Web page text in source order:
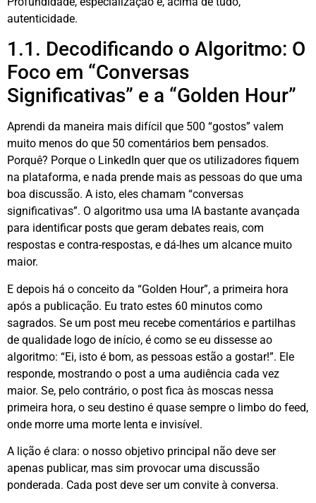
autenticidade.
1.1. Decodificando o Algoritmo: O
Foco em “Conversas
Significativas” e a “Golden Hour”
Aprendi da maneira mais difícil que 500 “gostos” valem
muito menos do que 50 comentários bem pensados.
Porquê? Porque o LinkedIn quer que os utilizadores fiquem
na plataforma, e nada prende mais as pessoas do que uma
boa discussão. A isto, eles chamam “conversas
significativas”. O algoritmo usa uma IA bastante avançada
para identificar posts que geram debates reais, com
respostas e contra-respostas, e dá-lhes um alcance muito
maior.
E depois há o conceito da “Golden Hour”, a primeira hora
após a publicação. Eu trato estes 60 minutos como
sagrados. Se um post meu recebe comentários e partilhas
de qualidade logo de início, é como se eu dissesse ao
algoritmo: “Ei, isto é bom, as pessoas estão a gostar!”. Ele
responde, mostrando o post a uma audiência cada vez
maior. Se, pelo contrário, o post fica às moscas nessa
primeira hora, o seu destino é quase sempre o limbo do feed,
onde morre uma morte lenta e invisível.
A lição é clara: o nosso objetivo principal não deve ser
apenas publicar, mas sim provocar uma discussão
ponderada. Cada post deve ser um convite à conversa.